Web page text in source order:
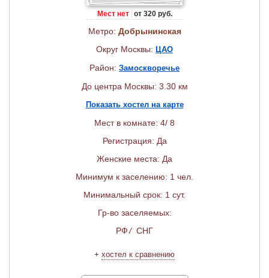
Мест нет от 320 руб.
Метро: Добрынинская
Округ Москвы: ЦАО
Район: Замоскворечье
До центра Москвы: 3.30 км
Показать хостел на карте
Мест в комнате: 4/ 8
Регистрация: Да
Женские места: Да
Минимум к заселению: 1 чел.
Минимальный срок: 1 сут.
Гр-во заселяемых:
РФ/ СНГ
+ хостел к сравнению